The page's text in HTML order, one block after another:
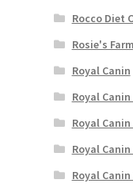
Rocco Diet
Rosie's Farm
Royal Canin
Royal Canin
Royal
Royal
Royal Canin